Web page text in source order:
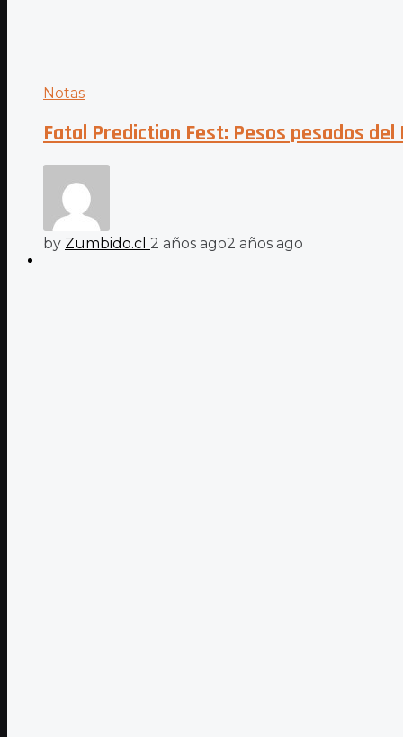
Notas
Fatal Prediction Fest: Pesos pesados
by Zumbido.cl 2 años ago2 años ago